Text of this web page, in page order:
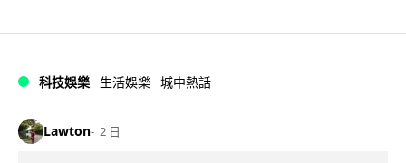
科技娛樂 生活娛樂 城中熱話
Lawton 2 日